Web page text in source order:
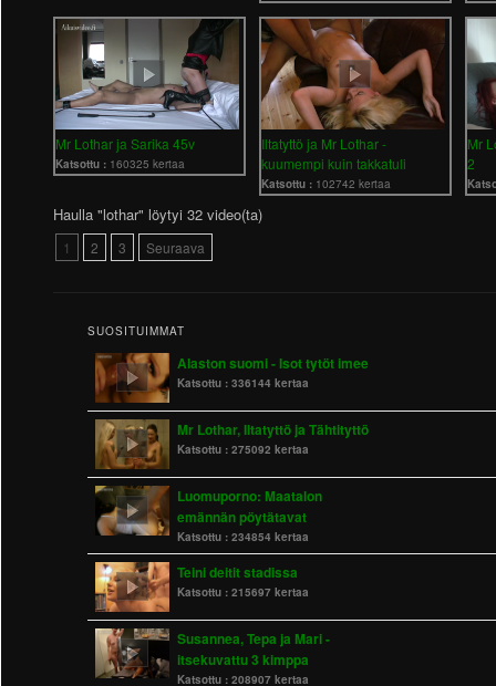
Mr Lothar ja Sarika 45v
Katsottu : 160325 kertaa
Iltatyttö ja Mr Lothar -
kuumempi kuin takkatuli
Katsottu : 102742 kertaa
Mr
2
Haulla "lothar" löytyi 32 video(ta)
1 2 3 Seuraava
SUOSITUIMMAT
Alaston suomi - Isot tytöt imee
Katsottu : 336144 kertaa
Mr Lothar, Iltatyttö ja Tähtityttö
Katsottu : 275092 kertaa
Luomuporno: Maatalon
emännän pöytätavat
Katsottu : 234854 kertaa
Teini deitit stadissa
Katsottu : 215697 kertaa
Susannea, Tepa ja Mari -
itsekuvattu 3 kimppa
Katsottu : 208907 kertaa